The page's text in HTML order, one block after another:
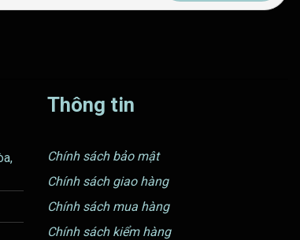
Thông tin
Chính sách bảo mật
Chính sách giao hàng
Chính sách mua hàng
Chính sách kiểm hàng